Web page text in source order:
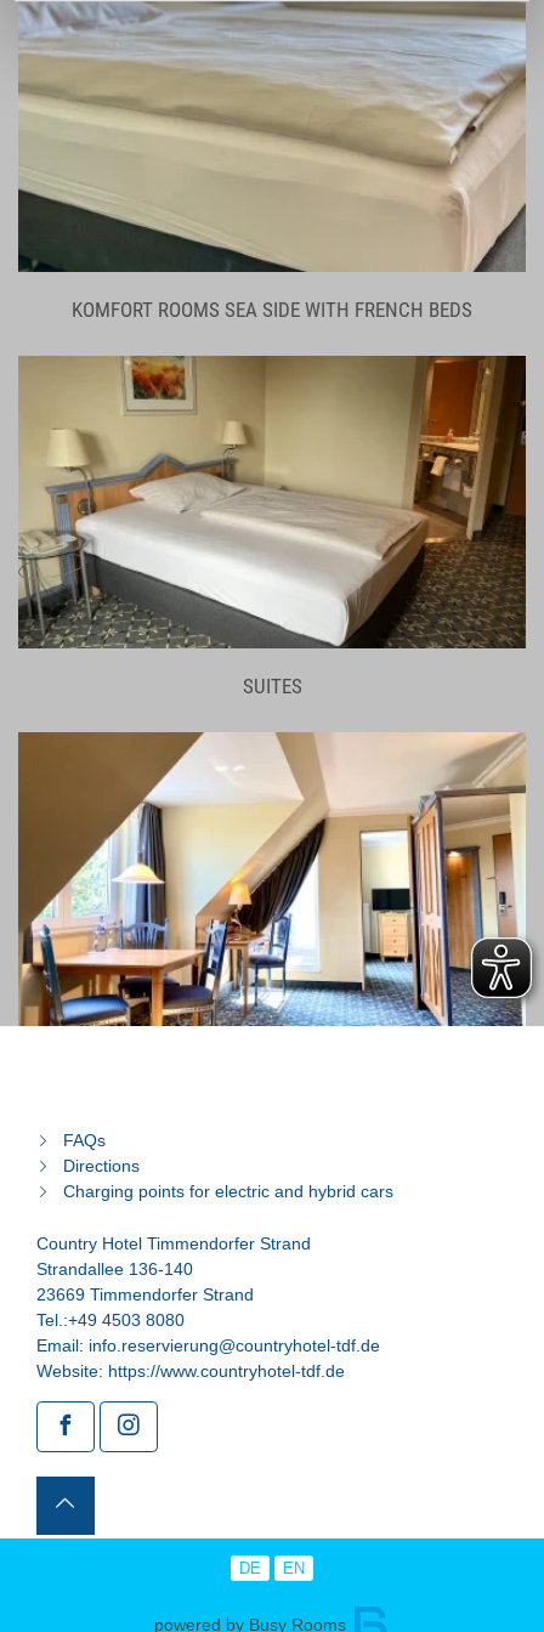
KOMFORT ROOMS SEA SIDE WITH FRENCH BEDS
SUITES
FAQs
Directions
Charging points for electric and hybrid cars
Country Hotel Timmendorfer Strand
Strandallee 136-140
23669 Timmendorfer Strand
Tel.:+49 4503 8080
Email: info.reservierung@countryhotel-tdf.de
Website: https://www.countryhotel-tdf.de
powered by Busy Rooms
DE EN